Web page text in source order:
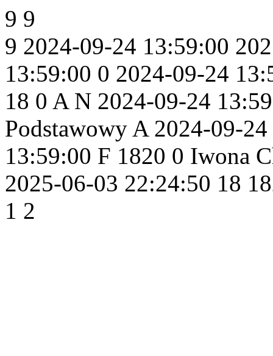
9 9
9 2024-09-24 13:59:00
13:59:00 0 2024-09-24
18 0 A N 2024-09-24
Podstawowy A 2024-09-
13:59:00 F 1820 0 Iwona
2025-06-03 22:24:50 18
1 2